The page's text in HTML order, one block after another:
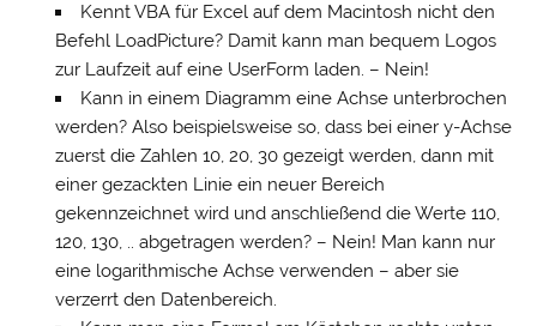
Kennt VBA für Excel auf dem Macintosh nicht den
Befehl LoadPicture? Damit kann man bequem Logos
zur Laufzeit auf eine UserForm laden. – Nein!
Kann in einem Diagramm eine Achse unterbrochen
werden? Also beispielsweise so, dass bei einer y-Achse
zuerst die Zahlen 10, 20, 30 gezeigt werden, dann mit
einer gezackten Linie ein neuer Bereich
gekennzeichnet wird und anschließend die Werte 110,
120, 130, .. abgetragen werden? – Nein! Man kann nur
eine logarithmische Achse verwenden – aber sie
verzerrt den Datenbereich.